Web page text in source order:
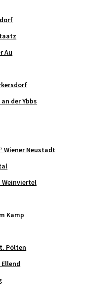
Au
der Ybbs
Wiener Neustadt
Weinviertel
Kamp
Pölten